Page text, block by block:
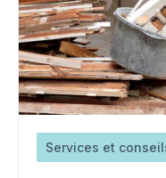
Services et